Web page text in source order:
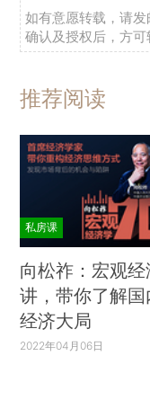
如有意愿转载，请发
确认及授权后，方可
推荐阅读
私房课
向松祚：宏观
讲，带你了解
经济大局
2022年04月06日